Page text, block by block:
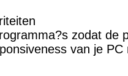
zodat de
van je PC